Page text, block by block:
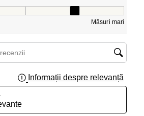
Măsuri mari
căutați regiunea
Informații despre relevanță